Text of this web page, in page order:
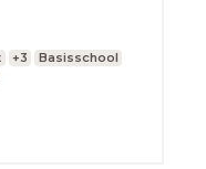
+3
Basisschool